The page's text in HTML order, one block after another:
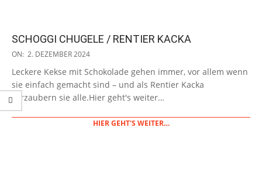
SCHOGGI CHUGELE / RENTIER KACKA
2024-
02
ON: 2. DEZEMBER 2024
Leckere Kekse mit Schokolade gehen immer, vor allem wenn
sie einfach gemacht sind – und als Rentier Kacka
verzaubern sie alle.Hier geht's weiter…
HIER GEHT'S WEITER…